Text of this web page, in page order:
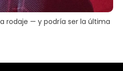
rodaje — y podría ser la última